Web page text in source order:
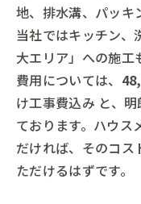
地、排水溝、パッキ
当社ではキッチン
大エリア」への施工
費用については、
け工事費込み と、
ております。ハウス
だければ、そのコス
ただけるはずです。